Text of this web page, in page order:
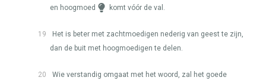
en hoogmoed
komt vóór de val.
19
Het is beter met zachtmoedigen nederig van geest te zijn,
dan de buit met hoogmoedigen te delen.
20
Wie verstandig omgaat met het woord, zal het goede